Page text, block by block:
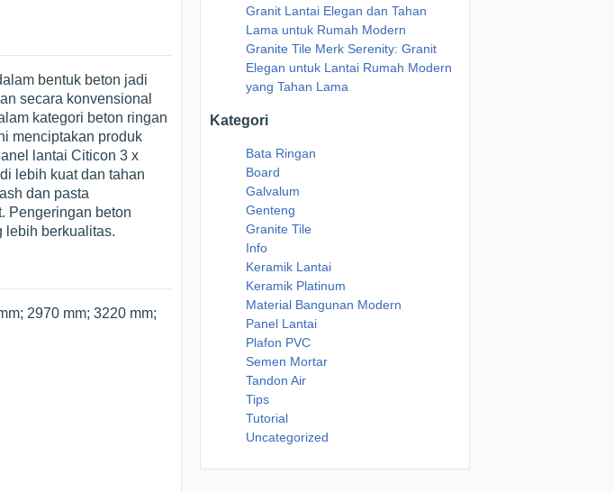
bentuk beton jadi
secara konvensional
kategori beton ringan
menciptakan produk
lantai Citicon 3 x
lebih kuat dan tahan
dan pasta
Pengeringan beton
lebih berkualitas.
2970 mm; 3220 mm;
Granit Lantai Elegan dan Tahan
Lama untuk Rumah Modern
Granite Tile Merk Serenity: Granit
Elegan untuk Lantai Rumah Modern
yang Tahan Lama
Kategori
Bata Ringan
Board
Galvalum
Genteng
Granite Tile
Info
Keramik Lantai
Keramik Platinum
Material Bangunan Modern
Panel Lantai
Plafon PVC
Semen Mortar
Tandon Air
Tips
Tutorial
Uncategorized